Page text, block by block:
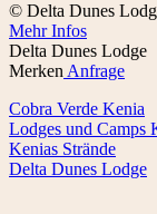
© Delta Dunes
Mehr Infos
Delta Dunes Lodge
Merken Anfrage
Cobra Verde Kenia
Lodges und Camps
Kenias Strände
Delta Dunes Lodge